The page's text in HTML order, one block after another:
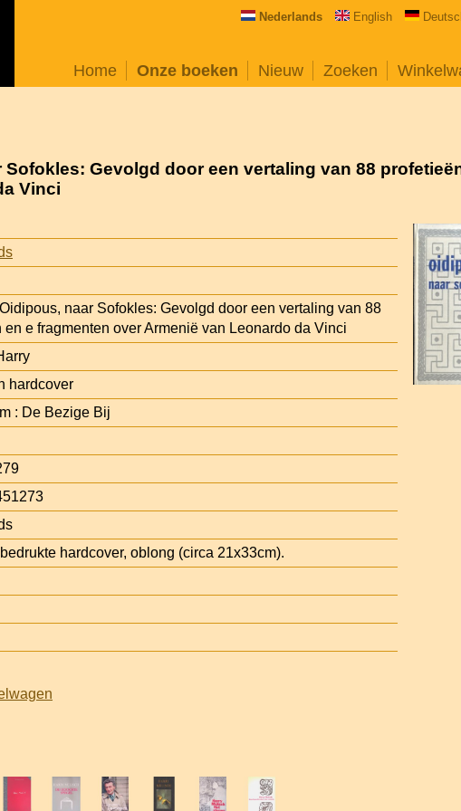
Nederlands English
Home Onze boeken Nieuw Zoeken
Gevolgd door een vertaling van 88
Vinci
naar Sofokles: Gevolgd door een vertaling van 88
en e fragmenten over Armenië van Leonardo da Vinci
hardcover
: De Bezige Bij
hardcover, oblong (circa 21x33cm).